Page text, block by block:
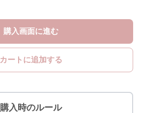
購入画面に進む
カートに追加する
購入時のルール